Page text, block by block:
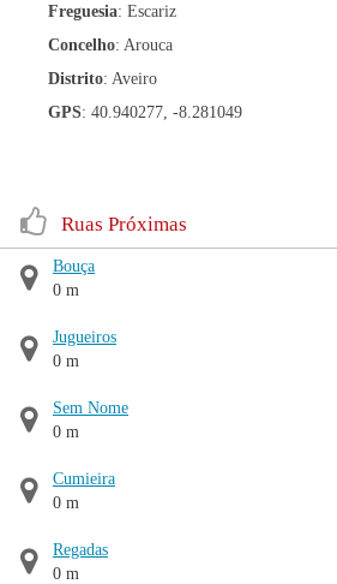
Freguesia: Escariz
Concelho: Arouca
Distrito: Aveiro
GPS: 40.940277, -8.281049
Ruas Próximas
Bouça
0 m
Jugueiros
0 m
Sem Nome
0 m
Cumieira
0 m
Regadas
0 m